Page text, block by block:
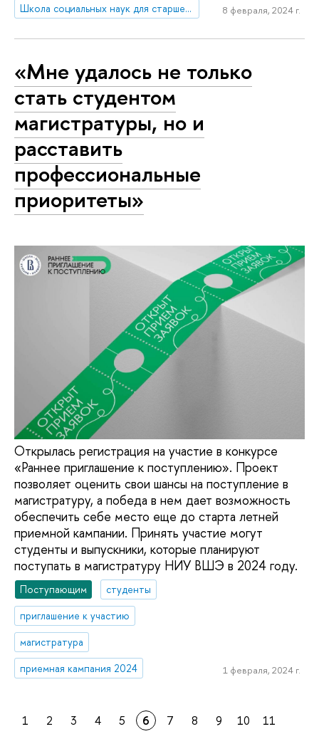
Школа социальных наук для старшеклассников
8 февраля, 2024 г.
«Мне удалось не только
стать студентом
магистратуры, но и
расставить
профессиональные
приоритеты»
Открылась регистрация на участие в конкурсе
«Раннее приглашение к поступлению». Проект
позволяет оценить свои шансы на поступление в
магистратуру, а победа в нем дает возможность
обеспечить себе место еще до старта летней
приемной кампании. Принять участие могут
студенты и выпускники, которые планируют
поступать в магистратуру НИУ ВШЭ в 2024 году.
Поступающим
студенты
приглашение к участию
магистратура
приемная кампания 2024
1 февраля, 2024 г.
1 2 3 4 5 6 7 8 9 10 11